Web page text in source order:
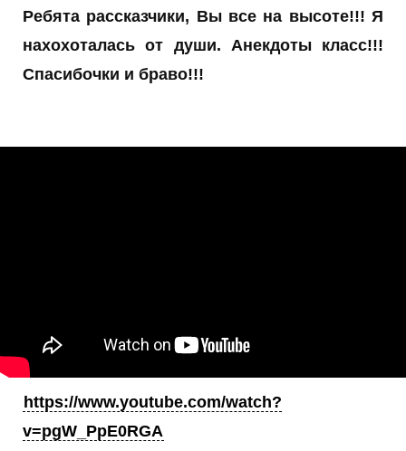
Ребята рассказчики, Вы все на высоте!!! Я
нахохоталась от души. Анекдоты класс!!!
Спасибочки и браво!!!
https://www.youtube.com/watch?
v=pgW_PpE0RGA